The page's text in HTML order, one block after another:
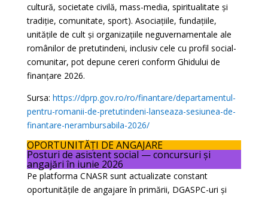
cultură, societate civilă, mass-media, spiritualitate și
tradiție, comunitate, sport). Asociațiile, fundațiile,
unitățile de cult și organizațiile neguvernamentale ale
românilor de pretutindeni, inclusiv cele cu profil social-
comunitar, pot depune cereri conform Ghidului de
finanțare 2026.
Sursa: https://dprp.gov.ro/ro/finantare/departamentul-
pentru-romanii-de-pretutindeni-lanseaza-sesiunea-de-
finantare-nerambursabila-2026/
OPORTUNITĂȚI DE ANGAJARE
Posturi de asistent social — concursuri și
angajări în iunie 2026
Pe platforma CNASR sunt actualizate constant
oportunitățile de angajare în primării, DGASPC-uri și